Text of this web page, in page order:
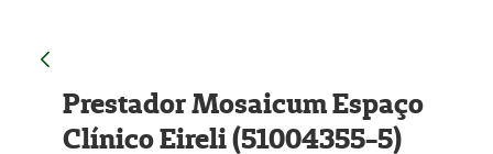
Prestador Mosaicum Espaço
Clínico Eireli (51004355-5)